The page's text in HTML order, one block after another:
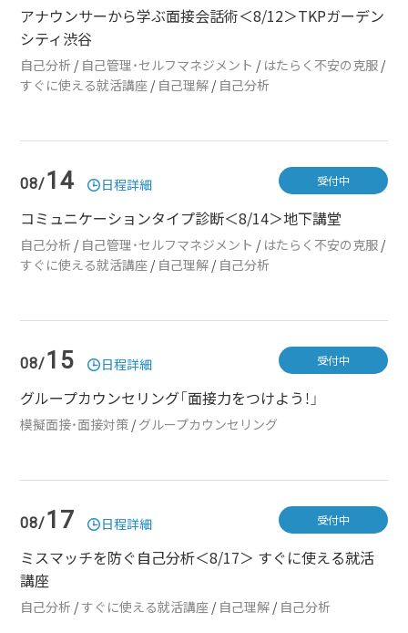
アナウンサーから学ぶ面接会話術＜8/12＞TKPガーデン
シティ渋谷
自己分析 / 自己管理・セルフマネジメント / はたらく不安の克服 /
すぐに使える就活講座 / 自己理解 / 自己分析
08/14 日程詳細
コミュニケーションタイプ診断＜8/14＞地下講堂
自己分析 / 自己管理・セルフマネジメント / はたらく不安の克服 /
すぐに使える就活講座 / 自己理解 / 自己分析
受付中
08/15 日程詳細
グループカウンセリング「面接力をつけよう！」
模擬面接・面接対策 /グループカウンセリング
受付中
08/17 日程詳細
ミスマッチを防ぐ自己分析＜8/17＞ すぐに使える就活
講座
自己分析 /すぐに使える就活講座 / 自己理解 / 自己分析
受付中